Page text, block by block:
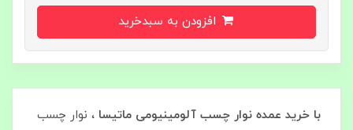
با خرید عمده نوار چسب آلومینیومی ماتیسا ، نوار چسب